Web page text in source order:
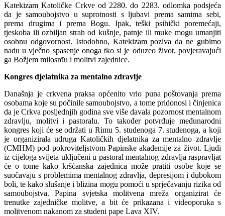
Katekizam Katoličke Crkve od 2280. do 2283. odlomka podsjeća
da je samoubojstvo u suprotnosti s ljubavi prema samima sebi,
prema drugima i prema Bogu. Ipak, teški psihički poremećaji,
tjeskoba ili ozbiljan strah od kušnje, patnje ili muke mogu umanjiti
osobnu odgovornost. Istodobno, Katekizam poziva da ne gubimo
nadu u vječno spasenje onoga tko si je oduzeo život, povjeravajući
ga Božjem milosrđu i molitvi zajednice.
Kongres djelatnika za mentalno zdravlje
Današnja je crkvena praksa općenito vrlo puna poštovanja prema
osobama koje su počinile samoubojstvo, a tome pridonosi i činjenica
da je Crkva posljednjih godina sve više davala pozornost mentalnom
zdravlju, molitvi i pastoralu. To također potvrđuje međunarodni
kongres koji će se održati u Rimu 5. studenoga 7. studenoga, a koji
je organizirala udruga Katoličkih djelatnika za mentalno zdravlje
(CMHM) pod pokroviteljstvom Papinske akademije za život. Ljudi
iz cijeloga svijeta uključeni u pastoral mentalnog zdravlja raspravljat
će o tome kako kršćanska zajednica može pratiti osobe koje se
suočavaju s problemima mentalnog zdravlja, depresijom i dubokom
boli, te kako slušanje i blizina mogu pomoći u sprječavanju rizika od
samoubojstva. Papina svjetska molitvena mreža organizirat će
trenutke zajedničke molitve, a bit će prikazana i videoporuka s
molitvenom nakanom za studeni pape Lava XIV.